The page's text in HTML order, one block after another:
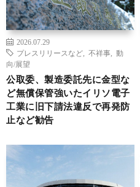
2026.07.29
プレスリリースなど
不祥事
動
向/展望
公取委、製造委託先に金型な
ど無償保管強いたイリソ電子
工業に旧下請法違反で再発防
止など勧告